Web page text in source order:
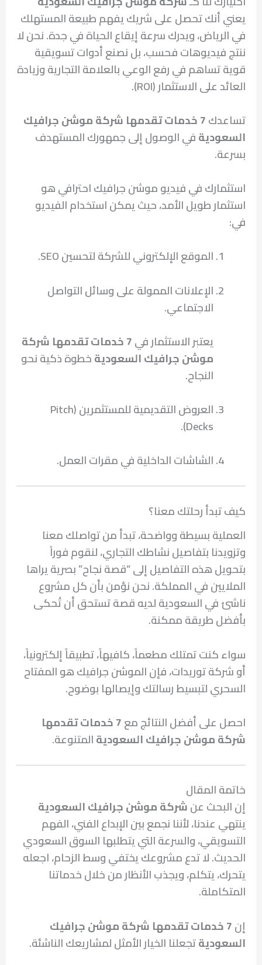
يعني أنك تحصل على شريك يفهم طبيعة المستهلك
في الرياض، ويدرك سرعة إيقاع الحياة في جدة. نحن لا
ننتج فيديوهات فحسب، بل نصنع أدوات تسويقية
قوية تساهم في رفع الوعي بالعلامة التجارية وزيادة
العائد على الاستثمار (ROI).
تساعدك 7 خدمات تقدمها شركة موشن جرافيك
السعوديةفي الوصول إلى جمهورك المستهدف
بسرعة.
استثمارك في فيديو موشن جرافيك احترافي هو
استثمار طويل الأمد، حيث يمكن استخدام الفيديو
في:
الموقع الإلكتروني للشركة لتحسين SEO.
الإعلانات الممولة على وسائل التواصل
الاجتماعي.
يعتبر الاستثمار في 7 خدمات تقدمها شركة
موشن جرافيك السعوديةخطوة ذكية نحو
النجاح.
العروض التقديمية للمستثمرين (Pitch
Decks).
الشاشات الداخلية في مقرات العمل.
كيف تبدأ رحلتك معنا؟
العملية بسيطة وواضحة، تبدأ من تواصلك معنا
وتزويدنا بتفاصيل نشاطك التجاري، لنقوم فوراً
بتحويل هذه التفاصيل إلى “قصة نجاح” بصرية يراها
الملايين في المملكة. نحن نؤمن بأن كل مشروع
ناشئ في السعودية لديه قصة تستحق أن تُحكى
بأفضل طريقة ممكنة.
سواء كنت تمتلك مطعماً، كافيهاً، تطبيقاً إلكترونياً،
أو شركة توريدات، فإن الموشن جرافيك هو المفتاح
السحري لتبسيط رسالتك وإيصالها بوضوح.
احصل على أفضل النتائج مع 7 خدمات تقدمها
شركة موشن جرافيك السعوديةالمتنوعة.
خاتمة المقال
إن البحث عنشركة موشن جرافيك السعودية
ينتهي عندنا، لأننا نجمع بين الإبداع الفني، الفهم
التسويقي، والسرعة التي يتطلبها السوق السعودي
الحديث. لا تدع مشروعك يختفي وسط الزحام، اجعله
يتحرك، يتكلم، ويجذب الأنظار من خلال خدماتنا
المتكاملة.
إن 7 خدمات تقدمها شركة موشن جرافيك
السعوديةتجعلنا الخيار الأمثل لمشاريعك الناشئة.